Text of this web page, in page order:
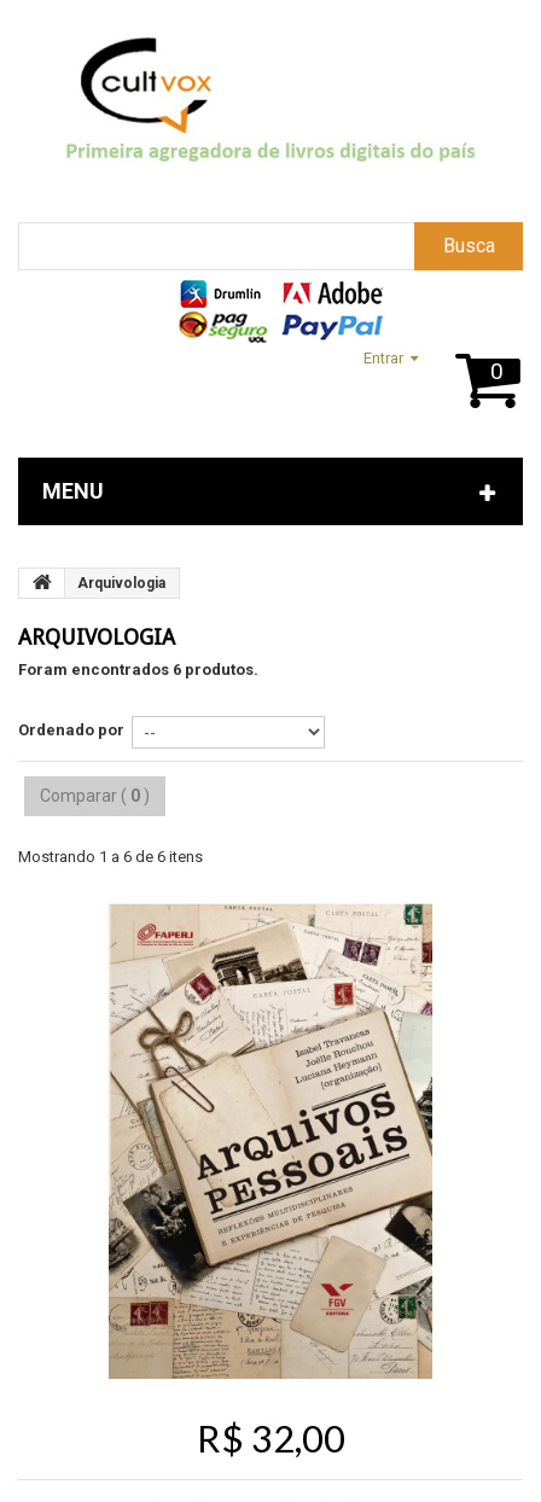
Busca
0
Entrar
MENU
Arquivologia
ARQUIVOLOGIA
Foram encontrados 6 produtos.
Ordenado por
Comparar ( 0 )
Mostrando 1 a 6 de 6 itens
R$ 32,00